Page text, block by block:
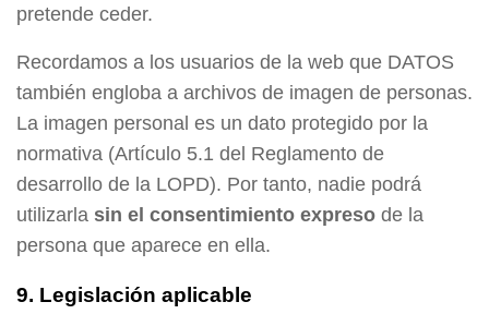
pretende ceder.
Recordamos a los usuarios de la web que DATOS
también engloba a archivos de imagen de personas.
La imagen personal es un dato protegido por la
normativa (Artículo 5.1 del Reglamento de
desarrollo de la LOPD). Por tanto, nadie podrá
utilizarla sin el consentimiento expreso de la
persona que aparece en ella.
9. Legislación aplicable